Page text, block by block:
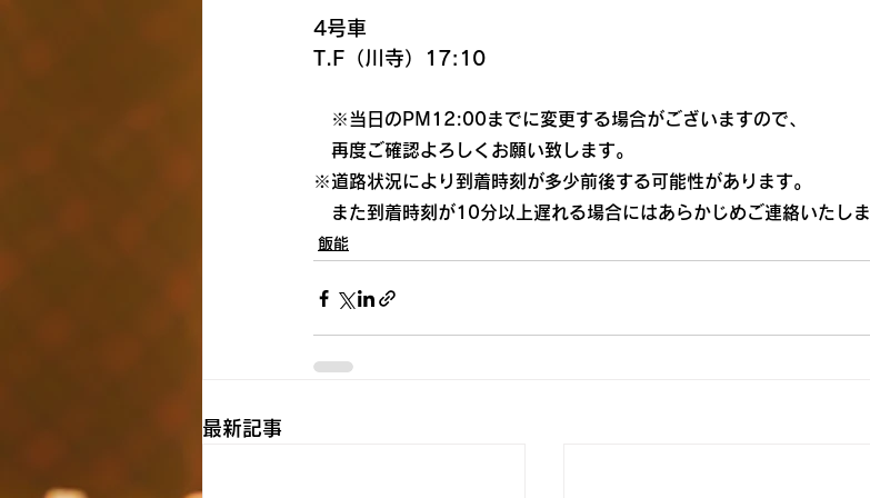
4号車
T.F（川寺）17:10
※当日のPM12:00までに変更する場合がございますので、
再度ご確認よろしくお願い致します。
※道路状況により到着時刻が多少前後する可能性があります。
また到着時刻が10分以上遅れる場合にはあらかじめご連絡いたしま
飯能
最新記事